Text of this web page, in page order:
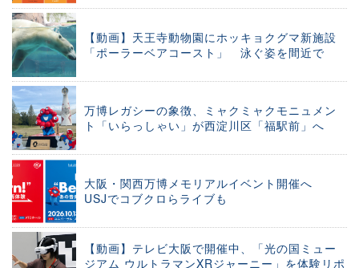
【動画】天王寺動物園にホッキョクグマ新施設
「ポーラーベアコースト」 泳ぐ姿を間近で
万博レガシーの象徴、ミャクミャクモニュメン
ト「いらっしゃい」が西淀川区「福駅前」へ
大阪・関西万博メモリアルイベント開催へ
USJでコブクロらライブも
【動画】テレビ大阪で開催中、「光の国ミュー
ジアム ウルトラマンXRジャーニー」を体験リポ